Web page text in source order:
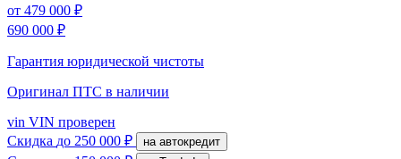
от 479 000 ₽
690 000 ₽
Гарантия юридической чистоты
Оригинал ПТС в наличии
vin VIN проверен
Скидка до 250 000 ₽ на автокредит